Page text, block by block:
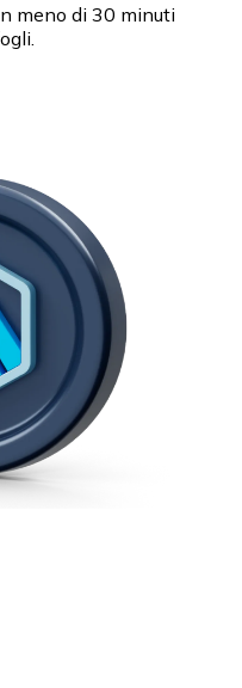
meno di 30 minuti